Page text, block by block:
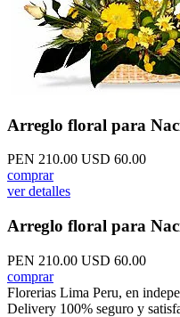
Arreglo floral para
PEN 210.00 USD 60.00
comprar
ver detalles
Arreglo floral para
PEN 210.00 USD 60.00
comprar
Florerias Lima Peru, en
Delivery 100% seguro y